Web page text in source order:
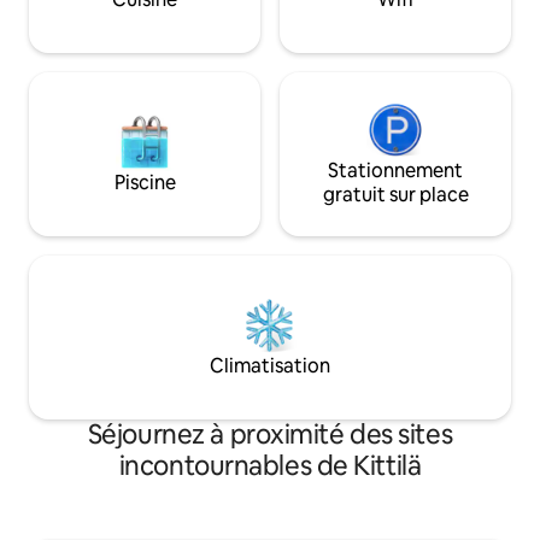
pouvez également vous passer d'une
une escapade paisible au milieu de
Piscine
Stationnement
gratuit sur place
Climatisation
Séjournez à proximité des sites
incontournables de Kittilä